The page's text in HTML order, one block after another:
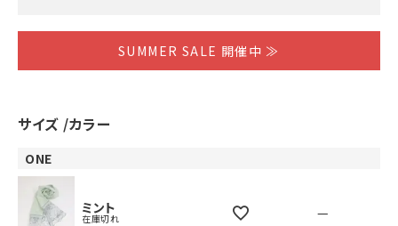
SUMMER SALE 開催中 ≫
サイズ カラー
ONE
ミント
在庫切れ —